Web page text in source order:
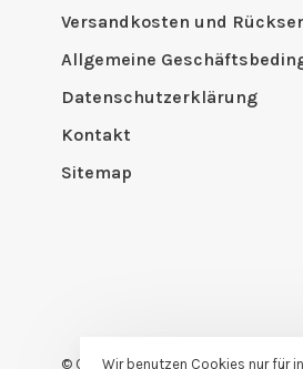
Versandkosten und
Allgemeine
Datenschutzerklärung
Kontakt
Sitemap
© Copyright 2026 Claudia Güdel-
Wir benutzen Cookies nur für